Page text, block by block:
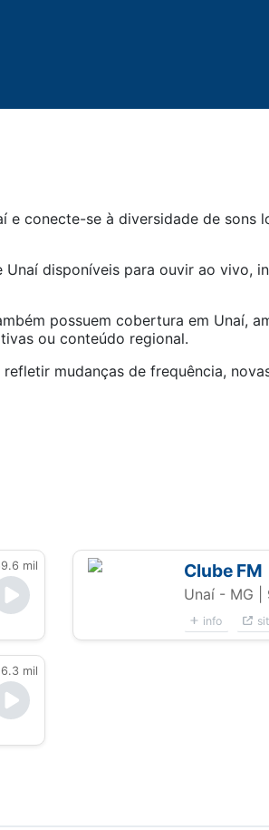
conecte-se à diversidade de sons
Unaí disponíveis para ouvir ao vivo,
possuem cobertura em Unaí,
ou conteúdo regional.
mudanças de frequência,
mil Clube FM
Unaí - MG
info
6.3 mil